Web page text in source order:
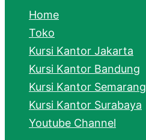
a
r
c
h
Home
Toko
Kursi Kantor Jakarta
Kursi Kantor Bandung
Kursi Kantor Semarang
Kursi Kantor Surabaya
Youtube Channel